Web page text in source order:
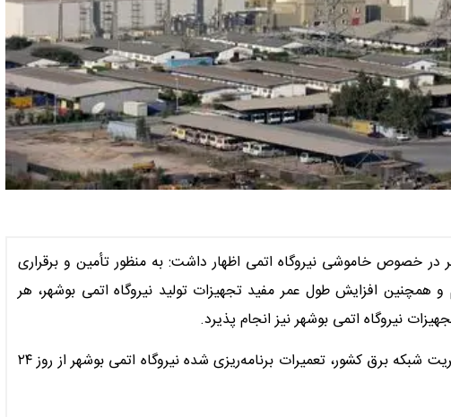
در خصوص خاموشی نیروگاه اتمی اظهار داشت: به منظور تأمین و برقراری
و همچنین افزایش طول عمر مفید تجهیزات تولید نیروگاه اتمی بوشهر، هر
نیروگاه اتمی بوشهر نیز انجام پذیرد.
وی گفت: در این راستا با هماهنگی‌های صورت گرفته با مدیریت شبکه برق کشور، تعمیرات برنامه‌ریزی شده نیروگاه اتمی بوشهر از روز ۲۴